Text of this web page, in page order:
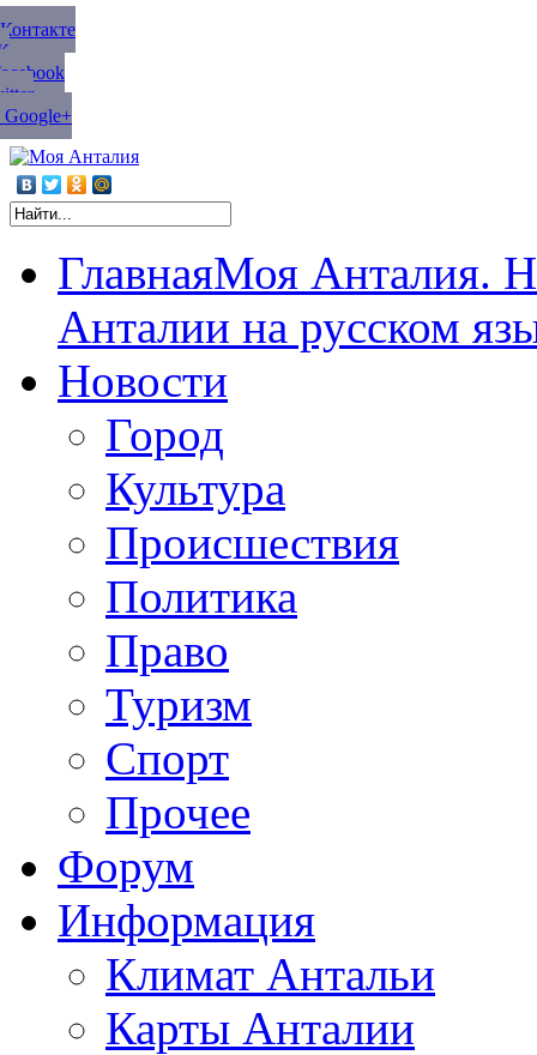
ГлавнаяМоя Анталия.
Анталии на русском
Новости
Город
Культура
Происшествия
Политика
Право
Туризм
Спорт
Прочее
Форум
Информация
Климат Антальи
Карты Анталии